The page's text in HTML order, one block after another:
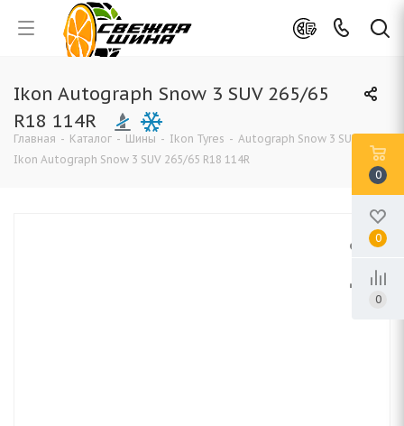
Ikon Autograph Snow 3 SUV 265/65
R18 114R
Главная - Каталог - Шины - Ikon Tyres - Autograph Snow 3 SUV
Ikon Autograph Snow 3 SUV 265/65 R18 114R
0
0
0